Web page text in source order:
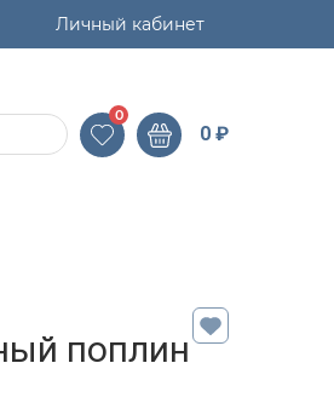
Личный кабинет
0
0 ₽
поплин